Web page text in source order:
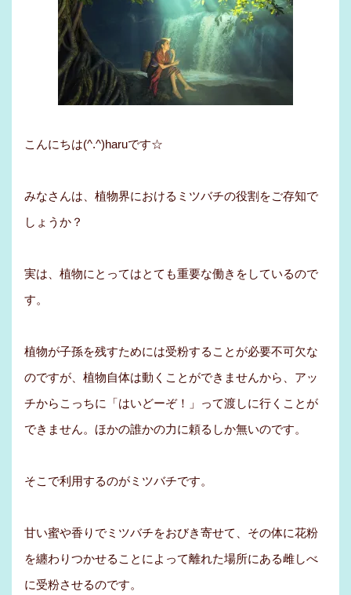
こんにちは(^.^)haruです☆
みなさんは、植物界におけるミツバチの役割をご存知で
しょうか？
実は、植物にとってはとても重要な働きをしているので
す。
植物が子孫を残すためには受粉することが必要不可欠な
のですが、植物自体は動くことができませんから、アッ
チからこっちに「はいどーぞ！」って渡しに行くことが
できません。ほかの誰かの力に頼るしか無いのです。
そこで利用するのがミツバチです。
甘い蜜や香りでミツバチをおびき寄せて、その体に花粉
を纏わりつかせることによって離れた場所にある雌しべ
に受粉させるのです。